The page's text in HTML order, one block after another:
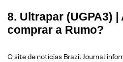
8. Ultrapar (UGPA3)
comprar a Rumo?
O site de notícias Brazil Journal